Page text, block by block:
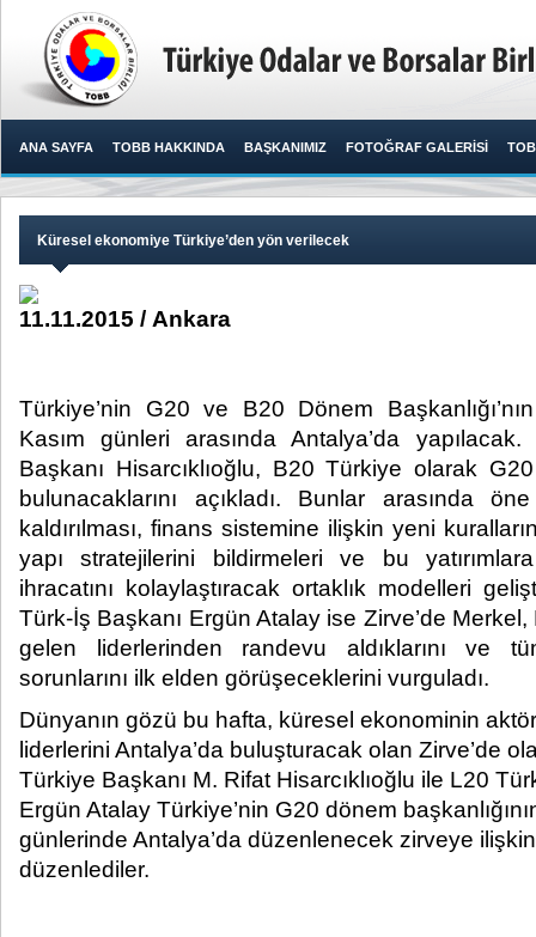
ANA SAYFA TOBB HAKKINDA BAŞKANIMIZ FOTOĞRAF GALERİSİ
Küresel ekonomiye Türkiye’den yön verilecek
11.11.2015 / Ankara
Türkiye’nin G20 ve B20 Dönem
Kasım günleri arasında Antalya’da
Başkanı Hisarcıklıoğlu, B20 Türkiye olarak
bulunacaklarını açıkladı. Bunlar arasında öne
kaldırılması, finans sistemine ilişkin yeni
yapı stratejilerini bildirmeleri ve bu
ihracatını kolaylaştıracak ortaklık modelleri
Türk-İş Başkanı Ergün Atalay ise Zirve’de
gelen liderlerinden randevu aldıklarını ve
sorunlarını ilk elden görüşeceklerini vurguladı.​
Dünyanın gözü bu hafta, küresel ekonominin
liderlerini Antalya’da buluşturacak olan Zirve’de
Türkiye Başkanı M. Rifat Hisarcıklıoğlu ile L20
Ergün Atalay Türkiye’nin G20 dönem
günlerinde Antalya’da düzenlenecek zirveye ilişkin
düzenlediler.